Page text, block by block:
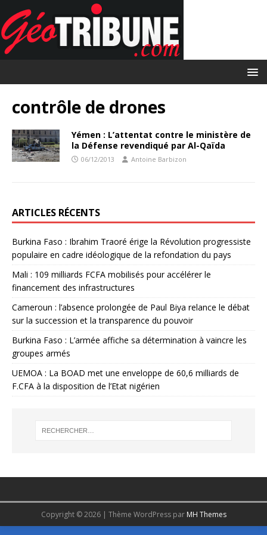
contrôle de drones
Yémen : L’attentat contre le ministère de
la Défense revendiqué par Al-Qaïda
06/12/2013 Antoine Barbizon
ARTICLES RÉCENTS
Burkina Faso : Ibrahim Traoré érige la Révolution progressiste
populaire en cadre idéologique de la refondation du pays
Mali : 109 milliards FCFA mobilisés pour accélérer le
financement des infrastructures
Cameroun : l’absence prolongée de Paul Biya relance le débat
sur la succession et la transparence du pouvoir
Burkina Faso : L’armée affiche sa détermination à vaincre les
groupes armés
UEMOA : La BOAD met une enveloppe de 60,6 milliards de
F.CFA à la disposition de l’Etat nigérien
Copyright © 2026 | Thème WordPress par MH Themes